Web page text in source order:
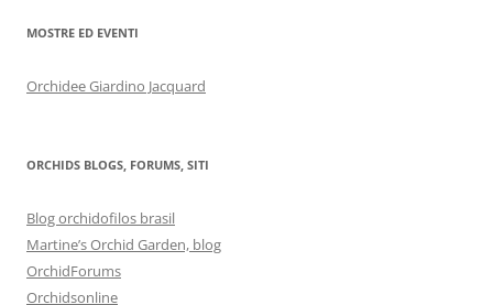
MOSTRE ED EVENTI
Orchidee Giardino Jacquard
ORCHIDS BLOGS, FORUMS, SITI
Blog orchidofilos brasil
Martine’s Orchid Garden, blog
OrchidForums
Orchidsonline